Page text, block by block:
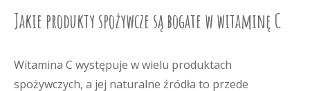
Jakie produkty spożywcze są bogate w witaminę C
Witamina C występuje w wielu produktach
spożywczych, a jej naturalne źródła to przede